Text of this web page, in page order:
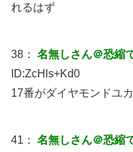
れるはず
38： 名無しさん＠恐縮
ID:ZcHls+Kd0
17番がダイヤモンドユ
41： 名無しさん＠恐縮